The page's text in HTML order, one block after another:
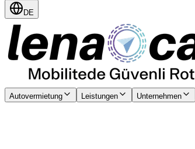
DE
Autovermietung Leistungen Unternehmen